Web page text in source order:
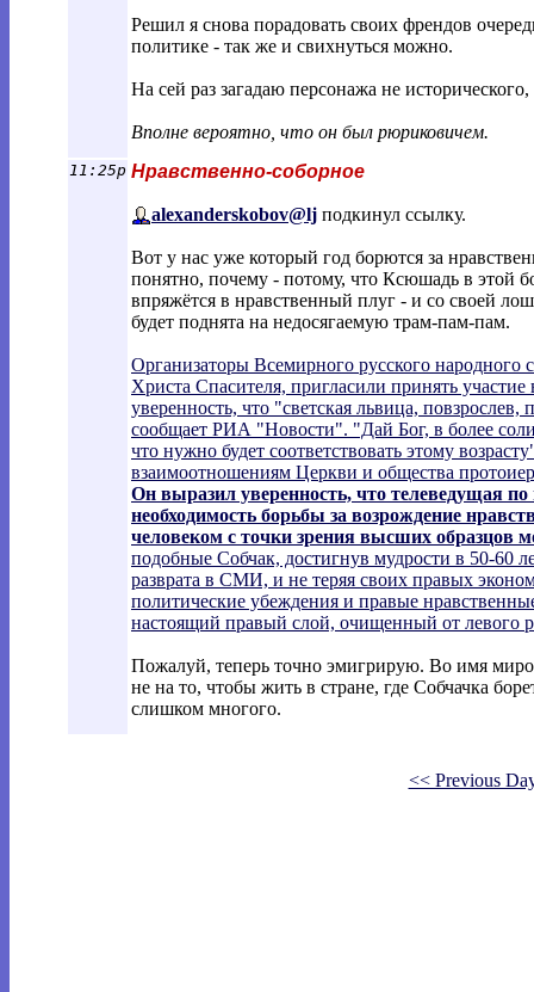
Решил я снова порадовать своих френдов
политике - так же и свихнуться можно.
На сей раз загадаю персонажа не
Вполне вероятно, что он был рюриковичем.
11:25p Нравственно-соборное
alexanderskobov@lj подкинул ссылку.
Вот у нас уже который год борются за
понятно, почему - потому, что Ксюшадь в этой
впряжётся в нравственный плуг - и со своей
будет поднята на недосягаемую трам-пам-пам.
Организаторы Всемирного русского народного
Христа Спасителя, пригласили принять
уверенность, что "светская львица,
сообщает РИА "Новости". "Дай Бог, в более
что нужно будет соответствовать этому
взаимоотношениям Церкви и общества
Он выразил уверенность, что телеведущая
необходимость борьбы за возрождение
человеком с точки зрения высших образцов
подобные Собчак, достигнув мудрости в 50-60
разврата в СМИ, и не теряя своих правых
политические убеждения и правые
настоящий правый слой, очищенный от левого
Пожалуй, теперь точно эмигрирую. Во имя
не на то, чтобы жить в стране, где Собчачка
слишком многого.
<< Previous